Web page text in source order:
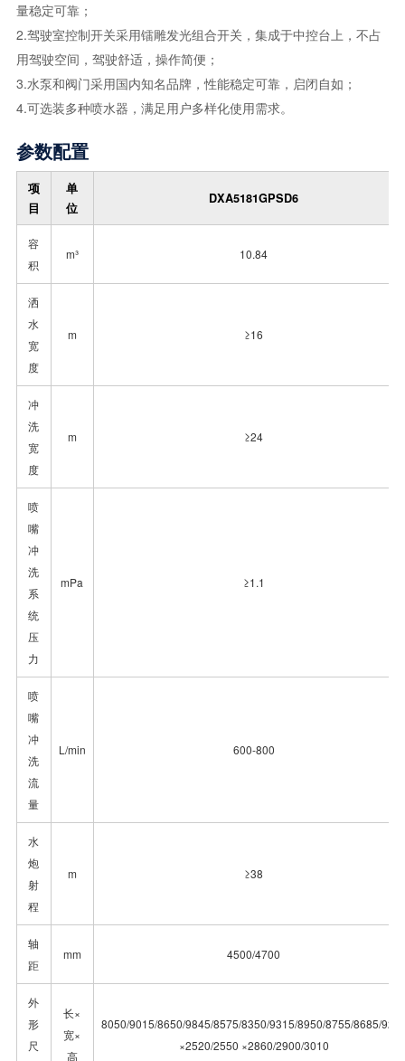
量稳定可靠；
2.驾驶室控制开关采用镭雕发光组合开关，集成于中控台上，不占
用驾驶空间，驾驶舒适，操作简便；
3.水泵和阀门采用国内知名品牌，性能稳定可靠，启闭自如；
4.可选装多种喷水器，满足用户多样化使用需求。
参数配置
项
目
单
位
DXA5181GPSD6
容
积
m³ 10.84
洒
水
宽
度
m ≥16
冲
洗
宽
度
m ≥24
喷
嘴
冲
洗
系
统
压
力
mPa ≥1.1
喷
嘴
冲
洗
流
量
L/min 600-800
水
炮
射
程
m ≥38
轴
距
mm 4500/4700
外
形
尺
长×
宽×
高
8050/9015/8650/9845/8575/8350/9315/8950/8755/8685/
×2520/2550 ×2860/2900/3010